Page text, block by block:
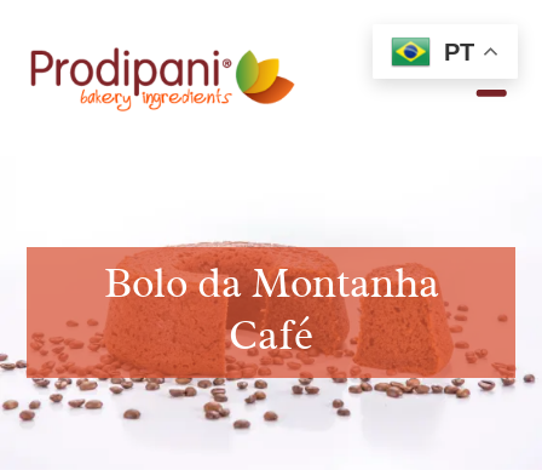
Bolo da Montanha
Café
PT